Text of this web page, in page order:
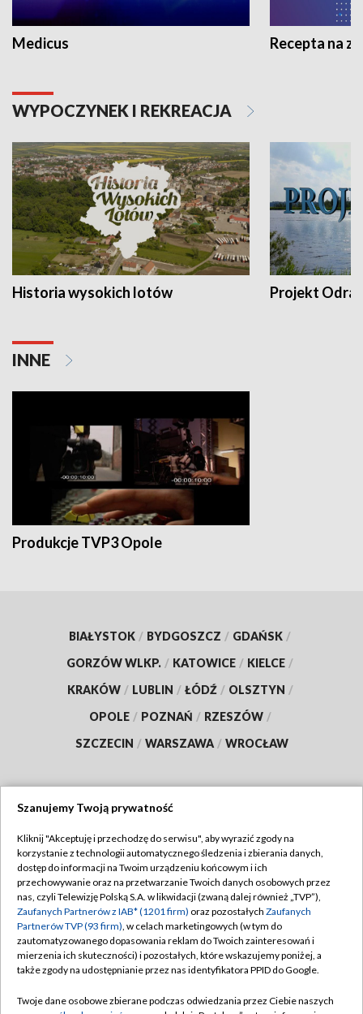
Medicus Recepta na
WYPOCZYNEK I REKREACJA
Historia wysokich lotów Projekt Odra
INNE
Produkcje TVP3 Opole
BIAŁYSTOK / BYDGOSZCZ / GDAŃSK /
GORZÓW WLKP. / KATOWICE / KIELCE /
KRAKÓW / LUBLIN / ŁÓDŹ / OLSZTYN /
OPOLE / POZNAŃ / RZESZÓW /
SZCZECIN / WARSZAWA / WROCŁAW
TVP
Abonament TVP
Emisja w TVP
Centrum informacji TVP
Naziemna Telewizja Cyfrowa
Regulamin TVP
Polityka prywatności
Moje zgody
Pomoc
Szanujemy Twoją prywatność
Kliknij "Akceptuję i przechodzę do serwisu", aby wyrazić zgody na
korzystanie z technologii automatycznego śledzenia i zbierania danych,
dostęp do informacji na Twoim urządzeniu końcowym i ich
przechowywanie oraz na przetwarzanie Twoich danych osobowych przez
nas, czyli Telewizję Polską S.A. w likwidacji (zwaną dalej również „TVP”),
Zaufanych Partnerów z IAB* (1201 firm) oraz pozostałych Zaufanych
Partnerów TVP (93 firm), w celach marketingowych (w tym do
zautomatyzowanego dopasowania reklam do Twoich zainteresowań i
mierzenia ich skuteczności) i pozostałych, które wskazujemy poniżej, a
także zgody na udostępnianie przez nas identyfikatora PPID do Google.
Twoje dane osobowe zbierane podczas odwiedzania przez Ciebie naszych